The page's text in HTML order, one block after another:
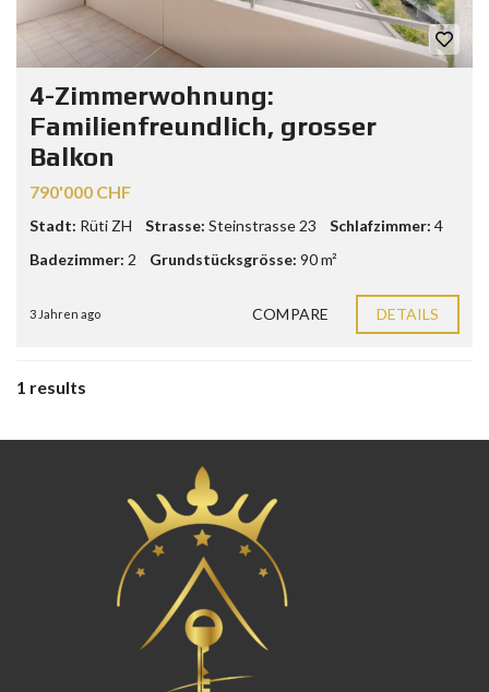
4-Zimmerwohnung:
Familienfreundlich, grosser
Balkon
790'000 CHF
Stadt: Rüti ZH Strasse: Steinstrasse 23 Schlafzimmer: 4
Badezimmer: 2 Grundstücksgrösse: 90 m²
3 Jahren ago COMPARE DETAILS
1 results